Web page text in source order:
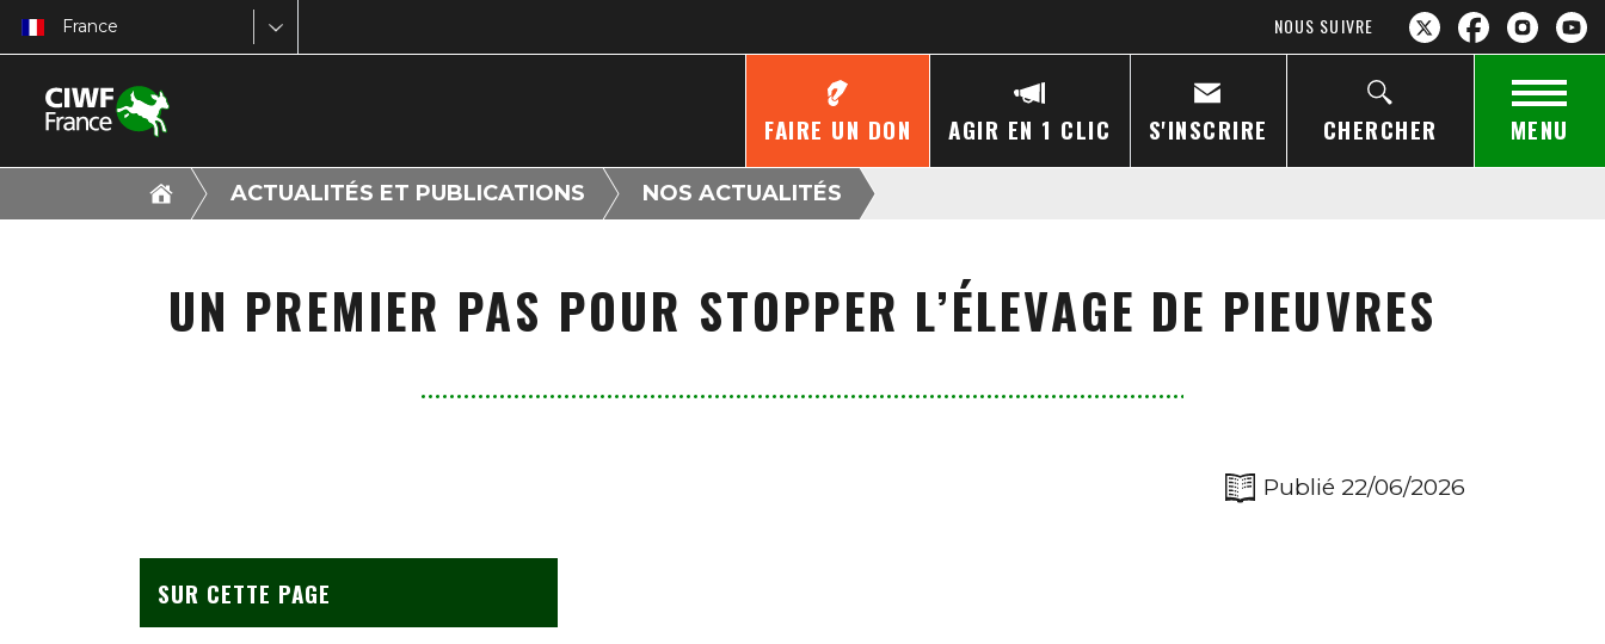
France NOUS SUIVRE
FAIRE UN DON AGIR EN 1 CLIC S'INSCRIRE CHERCHER MENU
ACTUALITÉS ET PUBLICATIONS NOS ACTUALITÉS
UN PREMIER PAS POUR STOPPER L’ÉLEVAGE DE PIEUVRES
Publié 22/06/2026
SUR CETTE PAGE